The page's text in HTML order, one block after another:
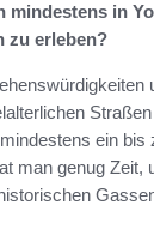
mindestens in
zu erleben?
ein bis
man genug Zeit,